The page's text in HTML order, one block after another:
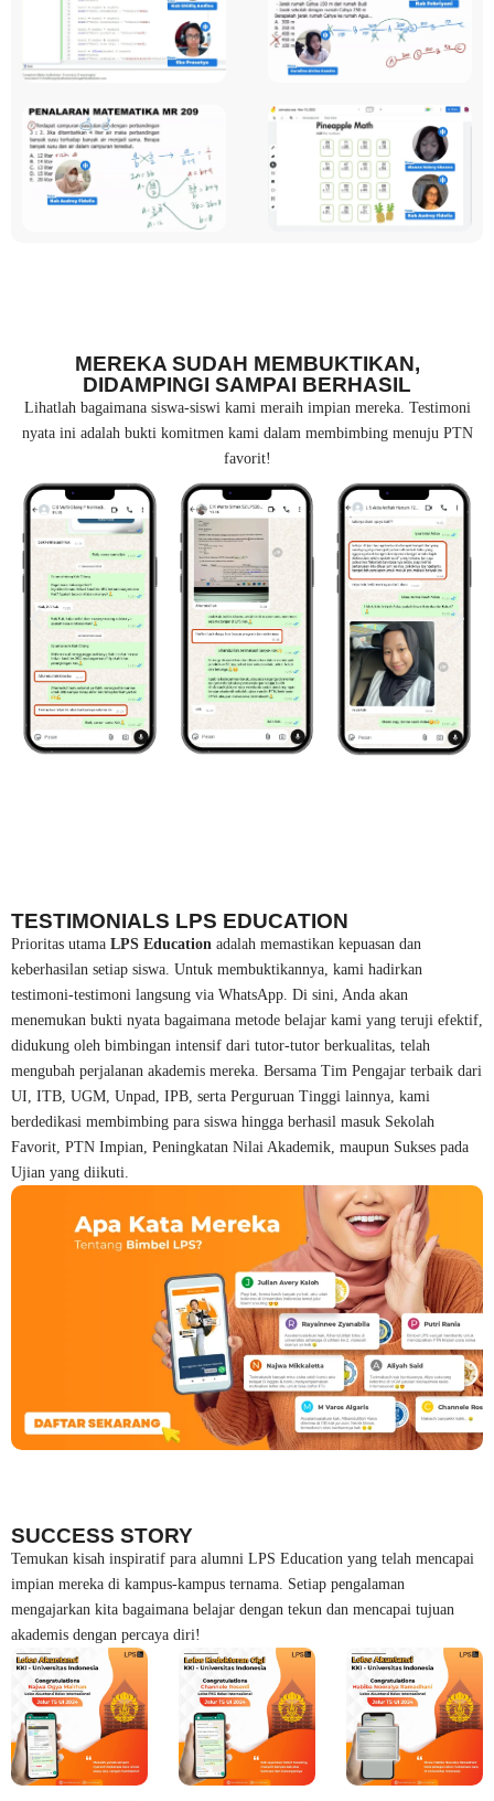
MEREKA SUDAH MEMBUKTIKAN,
DIDAMPINGI SAMPAI BERHASIL
Lihatlah bagaimana siswa-siswi kami meraih impian mereka. Testimoni
nyata ini adalah bukti komitmen kami dalam membimbing menuju PTN
favorit!
TESTIMONIALS LPS EDUCATION
Prioritas utama LPS Education adalah memastikan kepuasan dan
keberhasilan setiap siswa. Untuk membuktikannya, kami hadirkan
testimoni-testimoni langsung via WhatsApp. Di sini, Anda akan
menemukan bukti nyata bagaimana metode belajar kami yang teruji efektif,
didukung oleh bimbingan intensif dari tutor-tutor berkualitas, telah
mengubah perjalanan akademis mereka. Bersama Tim Pengajar terbaik dari
UI, ITB, UGM, Unpad, IPB, serta Perguruan Tinggi lainnya, kami
berdedikasi membimbing para siswa hingga berhasil masuk Sekolah
Favorit, PTN Impian, Peningkatan Nilai Akademik, maupun Sukses pada
Ujian yang diikuti.
SUCCESS STORY
Temukan kisah inspiratif para alumni LPS Education yang telah mencapai
impian mereka di kampus-kampus ternama. Setiap pengalaman
mengajarkan kita bagaimana belajar dengan tekun dan mencapai tujuan
akademis dengan percaya diri!